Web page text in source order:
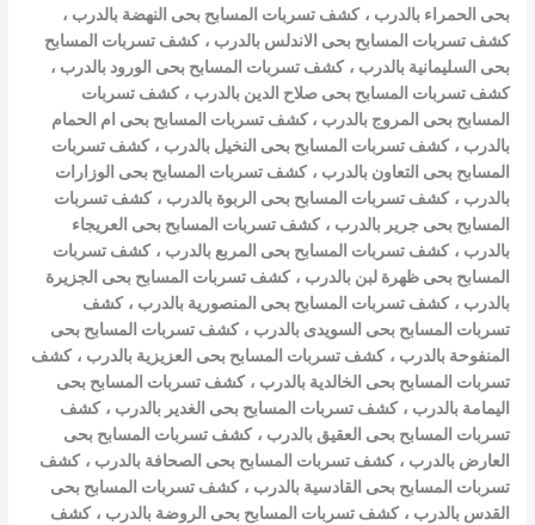
بحى الحمراء بالدرب ، كشف تسربات المسابح بحى النهضة بالدرب ،
كشف تسربات المسابح بحى الاندلس بالدرب ، كشف تسربات المسابح
بحى السليمانية بالدرب ، كشف تسربات المسابح بحى الورود بالدرب ،
كشف تسربات المسابح بحى صلاح الدين بالدرب ، كشف تسربات
المسابح بحى المروج بالدرب ،كشف تسربات المسابح بحى ام الحمام
بالدرب ، كشف تسربات المسابح بحى النخيل بالدرب ، كشف تسربات
المسابح بحى التعاون بالدرب ، كشف تسربات المسابح بحى الوزارات
بالدرب ، كشف تسربات المسابح بحى الربوة بالدرب ، كشف تسربات
المسابح بحى جرير بالدرب ، كشف تسربات المسابح بحى العريجاء
بالدرب ، كشف تسربات المسابح بحى المربع بالدرب ، كشف تسربات
المسابح بحى ظهرة لبن بالدرب ، كشف تسربات المسابح بحى الجزيرة
بالدرب ، كشف تسربات المسابح بحى المنصورية بالدرب ، كشف
تسربات المسابح بحى السويدى بالدرب ، كشف تسربات المسابح بحى
المنفوحة بالدرب ، كشف تسربات المسابح بحى العزيزية بالدرب ، كشف
تسربات المسابح بحى الخالدية بالدرب ، كشف تسربات المسابح بحى
اليمامة بالدرب ، كشف تسربات المسابح بحى الغدير بالدرب ، كشف
تسربات المسابح بحى العقيق بالدرب ، كشف تسربات المسابح بحى
العارض بالدرب ، كشف تسربات المسابح بحى الصحافة بالدرب ، كشف
تسربات المسابح بحى القادسية بالدرب ، كشف تسربات المسابح بحى
القدس بالدرب ، كشف تسربات المسابح بحى الروضة بالدرب ، كشف